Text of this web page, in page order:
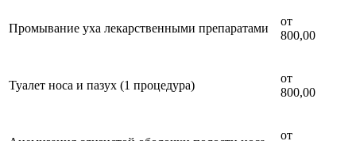
Промывание уха лекарственными препаратами
от
800,00
Туалет носа и пазух (1 процедура)
от
800,00
от